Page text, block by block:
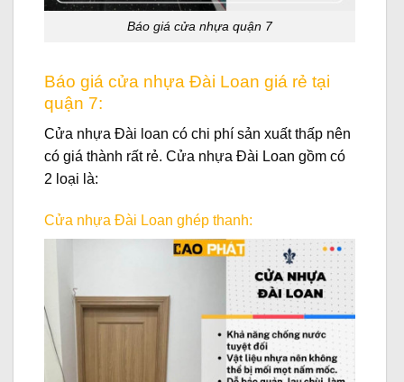
Báo giá cửa nhựa quận 7
Báo giá cửa nhựa Đài Loan giá rẻ tại
quận 7:
Cửa nhựa Đài loan có chi phí sản xuất thấp nên
có giá thành rất rẻ. Cửa nhựa Đài Loan gồm có
2 loại là:
Cửa nhựa Đài Loan ghép thanh: